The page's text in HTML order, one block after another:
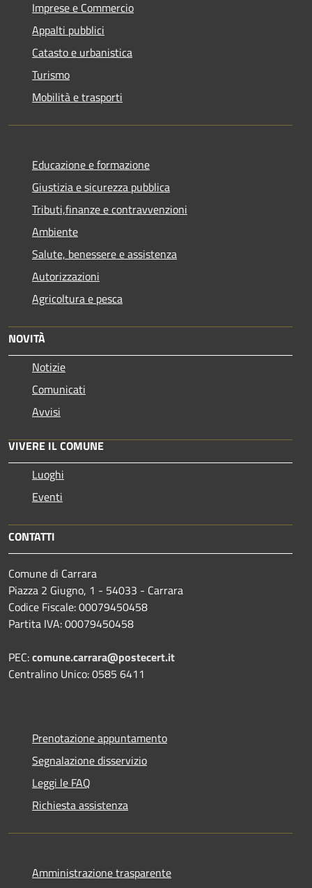
Imprese e Commercio
Appalti pubblici
Catasto e urbanistica
Turismo
Mobilità e trasporti
Educazione e formazione
Giustizia e sicurezza pubblica
Tributi,finanze e contravvenzioni
Ambiente
Salute, benessere e assistenza
Autorizzazioni
Agricoltura e pesca
NOVITÀ
Notizie
Comunicati
Avvisi
VIVERE IL COMUNE
Luoghi
Eventi
CONTATTI
Comune di Carrara
Piazza 2 Giugno, 1 - 54033 - Carrara
Codice Fiscale: 00079450458
Partita IVA: 00079450458
PEC:comune.carrara@postecert.it
Centralino Unico: 0585 6411
Prenotazione appuntamento
Segnalazione disservizio
Leggi le FAQ
Richiesta assistenza
Amministrazione trasparente